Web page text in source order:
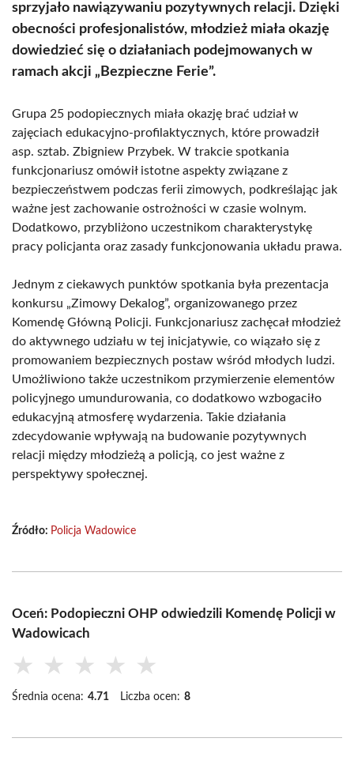
sprzyjało nawiązywaniu pozytywnych relacji. Dzięki
obecności profesjonalistów, młodzież miała okazję
dowiedzieć się o działaniach podejmowanych w
ramach akcji „Bezpieczne Ferie”.
Grupa 25 podopiecznych miała okazję brać udział w
zajęciach edukacyjno-profilaktycznych, które prowadził
asp. sztab. Zbigniew Przybek. W trakcie spotkania
funkcjonariusz omówił istotne aspekty związane z
bezpieczeństwem podczas ferii zimowych, podkreślając jak
ważne jest zachowanie ostrożności w czasie wolnym.
Dodatkowo, przybliżono uczestnikom charakterystykę
pracy policjanta oraz zasady funkcjonowania układu prawa.
Jednym z ciekawych punktów spotkania była prezentacja
konkursu „Zimowy Dekalog”, organizowanego przez
Komendę Główną Policji. Funkcjonariusz zachęcał młodzież
do aktywnego udziału w tej inicjatywie, co wiązało się z
promowaniem bezpiecznych postaw wśród młodych ludzi.
Umożliwiono także uczestnikom przymierzenie elementów
policyjnego umundurowania, co dodatkowo wzbogaciło
edukacyjną atmosferę wydarzenia. Takie działania
zdecydowanie wpływają na budowanie pozytywnych
relacji między młodzieżą a policją, co jest ważne z
perspektywy społecznej.
Źródło: Policja Wadowice
Oceń: Podopieczni OHP odwiedzili Komendę Policji w
Wadowicach
★ ★ ★ ★ ★
Średnia ocena: 4.71 Liczba ocen: 8